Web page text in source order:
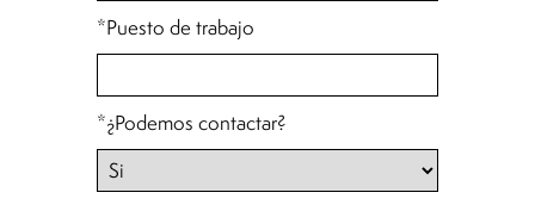
*Puesto de trabajo
*¿Podemos contactar?